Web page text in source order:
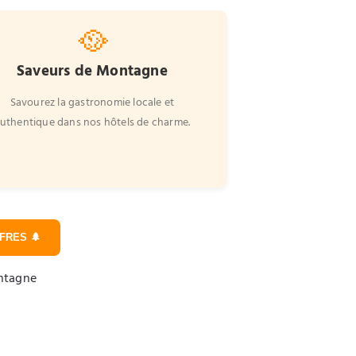
🥘
Saveurs de Montagne
Savourez la gastronomie locale et
dans nos hôtels de charme.
🌲